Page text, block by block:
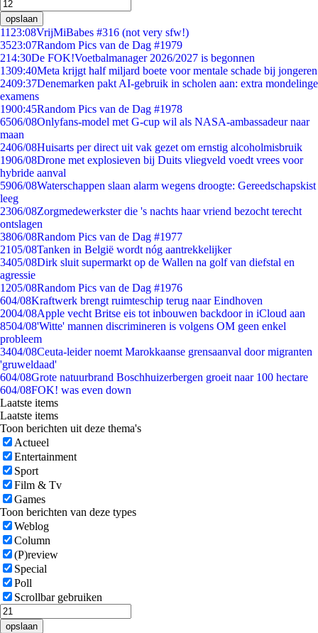
opslaan
11 23:08VrijMiBabes #316 (not very sfw!)
3523:07Random Pics van de Dag #1979
214:30De FOK!Voetbalmanager 2026/2027 is begonnen
1309:40Meta krijgt half miljard boete voor mentale schade bij jongeren
2409:37Denemarken pakt AI-gebruik in scholen aan: extra mondelinge
examens
1900:45Random Pics van de Dag #1978
6506/08Onlyfans-model met G-cup wil als NASA-ambassadeur naar
maan
2406/08Huisarts per direct uit vak gezet om ernstig alcoholmisbruik
1906/08Drone met explosieven bij Duits vliegveld voedt vrees voor
hybride aanval
5906/08Waterschappen slaan alarm wegens droogte: Gereedschapskist
leeg
2306/08Zorgmedewerkster die 's nachts haar vriend bezocht terecht
ontslagen
3806/08Random Pics van de Dag #1977
2105/08Tanken in België wordt nóg aantrekkelijker
3405/08Dirk sluit supermarkt op de Wallen na golf van diefstal en
agressie
1205/08Random Pics van de Dag #1976
604/08Kraftwerk brengt ruimteschip terug naar Eindhoven
2004/08Apple vecht Britse eis tot inbouwen backdoor in iCloud aan
8504/08'Witte' mannen discrimineren is volgens OM geen enkel
probleem
3404/08Ceuta-leider noemt Marokkaanse grensaanval door migranten
'gruweldaad'
604/08Grote natuurbrand Boschhuizerbergen groeit naar 100 hectare
604/08FOK! was even down
Laatste items
Laatste items
Toon berichten uit deze thema's
Actueel
Entertainment
Sport
Film & Tv
Games
Toon berichten van deze types
Weblog
Column
(P)review
Special
Poll
Scrollbar gebruiken
opslaan